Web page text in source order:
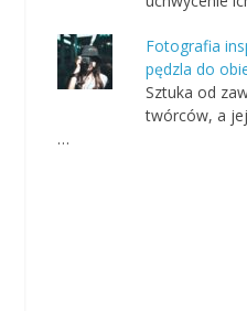
Fotografia
pędzla do
Sztuka od
twórców, a
…